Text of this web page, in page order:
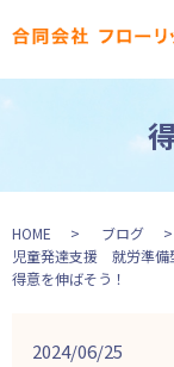
HOME
ブログ
児童発達支援 就労準
得意を伸ばそう！
2024/06/25